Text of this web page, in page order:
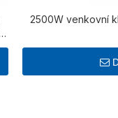
2500W venkovní